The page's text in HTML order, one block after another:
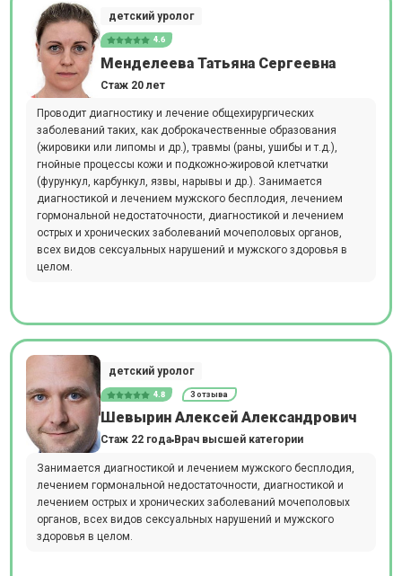
детский уролог
4.6
Менделеева Татьяна Сергеевна
Стаж 20 лет
Проводит диагностику и лечение общехирургических
заболеваний таких, как доброкачественные образования
(жировики или липомы и др.), травмы (раны, ушибы и т.д.),
гнойные процессы кожи и подкожно-жировой клетчатки
(фурункул, карбункул, язвы, нарывы и др.). Занимается
диагностикой и лечением мужского бесплодия, лечением
гормональной недостаточности, диагностикой и лечением
острых и хронических заболеваний мочеполовых органов,
всех видов сексуальных нарушений и мужского здоровья в
целом.
детский уролог
4.8 3 отзыва
Шевырин Алексей Александрович
Стаж 22 года Врач высшей категории
Занимается диагностикой и лечением мужского бесплодия,
лечением гормональной недостаточности, диагностикой и
лечением острых и хронических заболеваний мочеполовых
органов, всех видов сексуальных нарушений и мужского
здоровья в целом.